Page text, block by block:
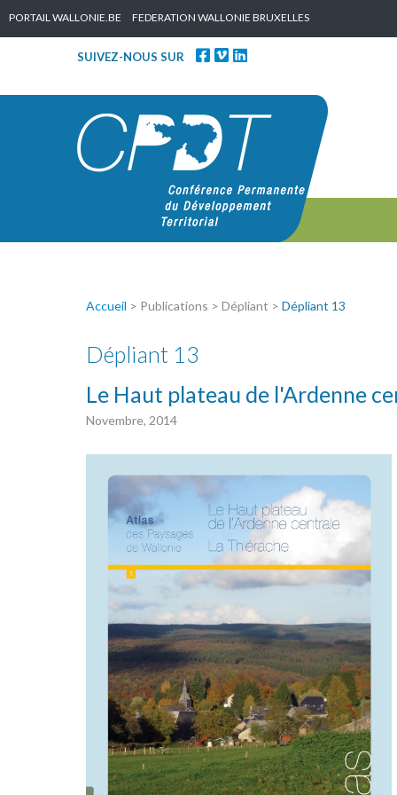
PORTAIL WALLONIE.BE FEDERATION WALLONIE BRUXELLES
SUIVEZ-NOUS SUR
Accueil > Publications > Dépliant > Dépliant 13
Dépliant 13
Le Haut plateau de l'Ardenne
Novembre, 2014